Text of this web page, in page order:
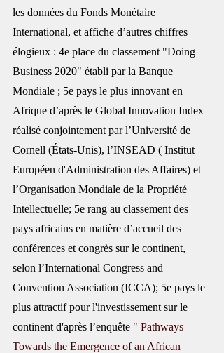
les données du Fonds Monétaire
International, et affiche d’autres chiffres
élogieux : 4e place du classement "Doing
Business 2020" établi par la Banque
Mondiale ; 5e pays le plus innovant en
Afrique d’après le Global Innovation Index
réalisé conjointement par l’Université de
Cornell (États-Unis), l’INSEAD ( Institut
Européen d'Administration des Affaires) et
l’Organisation Mondiale de la Propriété
Intellectuelle; 5e rang au classement des
pays africains en matière d’accueil des
conférences et congrès sur le continent,
selon l’International Congress and
Convention Association (ICCA); 5e pays le
plus attractif pour l'investissement sur le
continent d'après l’enquête " Pathways
Towards the Emergence of an African